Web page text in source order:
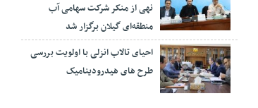
نهی از منکر شرکت سهامی آب
منطقه‌ای گیلان برگزار شد
احیای تالاب انزلی با اولویت بررسی
طرح های هیدرودینامیک